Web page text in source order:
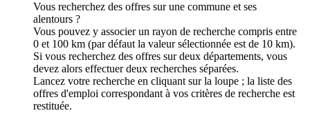
Vous recherchez des offres sur une commune et ses
alentours ?
Vous pouvez y associer un rayon de recherche compris entre
0 et 100 km (par défaut la valeur sélectionnée est de 10 km).
Si vous recherchez des offres sur deux départements, vous
devez alors effectuer deux recherches séparées.
Lancez votre recherche en cliquant sur la loupe ; la liste des
offres d'emploi correspondant à vos critères de recherche est
restituée.